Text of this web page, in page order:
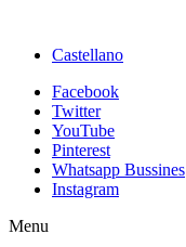
Castellano
Facebook
Twitter
YouTube
Pinterest
Whatsapp Bussines
Instagram
Menu